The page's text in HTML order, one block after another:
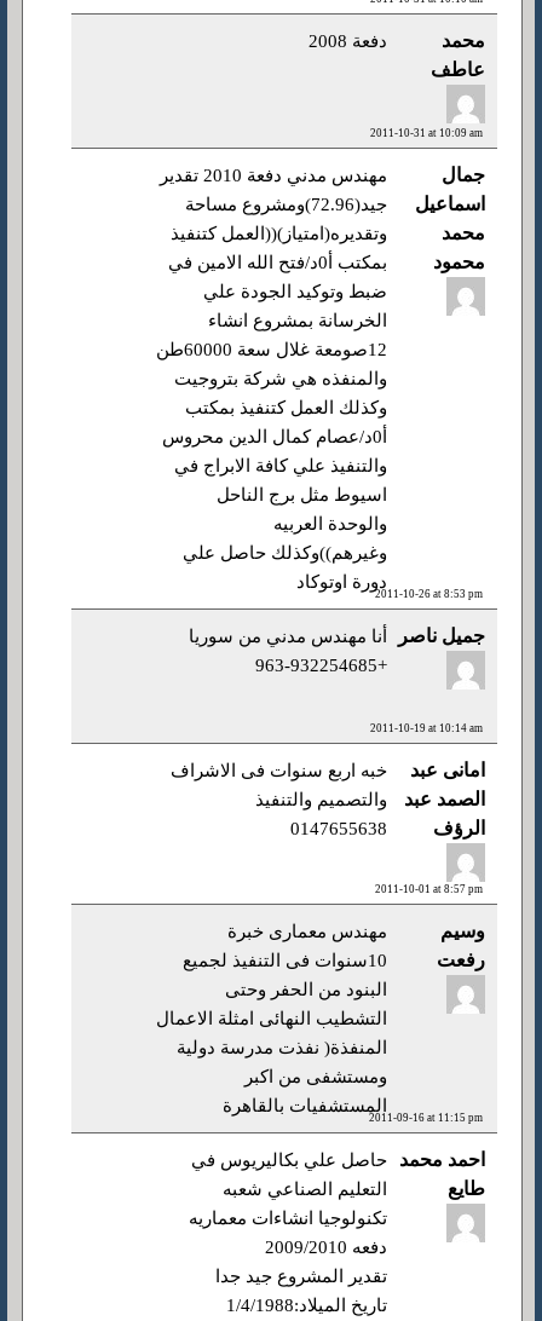
محمد
عاطف
2011-10-31 at 10:09 am
دفعة 2008
جمال
اسماعيل
محمد
محمود
2011-10-26 at 8:53 pm
مهندس مدني دفعة 2010 تقدير
جيد(72.96)ومشروع مساحة
وتقديره(امتياز)((العمل كتنفيذ
بمكتب أ0د/فتح الله الامين في
ضبط وتوكيد الجودة علي
الخرسانة بمشروع انشاء
12صومعة غلال سعة 60000طن
والمنفذه هي شركة بتروجيت
وكذلك العمل كتنفيذ بمكتب
أ0د/عصام كمال الدين محروس
والتنفيذ علي كافة الابراج في
اسيوط مثل برج الناحل
والوحدة العربيه
وغيرهم))وكذلك حاصل علي
دورة اوتوكاد
جميل ناصر
2011-10-19 at 10:14 am
أنا مهندس مدني من سوريا
+963-932254685
امانى عبد
الصمد عبد
الرؤف
2011-10-01 at 8:57 pm
خبه اربع سنوات فى الاشراف
والتصميم والتنفيذ
0147655638
وسيم
رفعت
2011-09-16 at 11:15 pm
مهندس معمارى خبرة
10سنوات فى التنفيذ لجميع
البنود من الحفر وحتى
التشطيب النهائى امثلة الاعمال
المنفذة( نفذت مدرسة دولية
ومستشفى من اكبر
المستشفيات بالقاهرة
احمد محمد
طايع
حاصل علي بكاليريوس في
التعليم الصناعي شعبه
تكنولوجيا انشاءات معماريه
دفعه 2009/2010
تقدير المشروع جيد جدا
تاريخ الميلاد:1/4/1988